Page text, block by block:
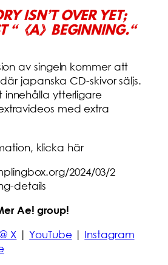
ISN’T OVER YET;
“《A》BEGINNING.“
av singeln kommer att
japanska CD-skivor säljs.
innehålla ytterligare
med extra
klicka här
2024/03/2
details
Ae! group!
X |YouTube| Instagram